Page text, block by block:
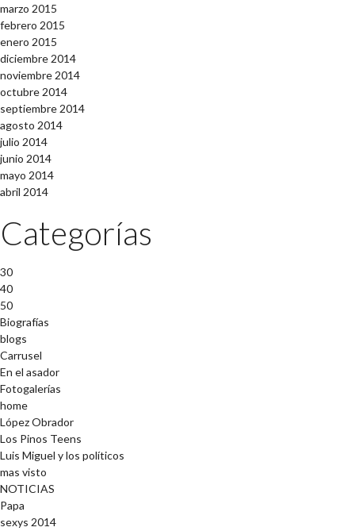
marzo 2015
febrero 2015
enero 2015
diciembre 2014
noviembre 2014
octubre 2014
septiembre 2014
agosto 2014
julio 2014
junio 2014
mayo 2014
abril 2014
Categorías
30
40
50
Biografías
blogs
Carrusel
En el asador
Fotogalerías
home
López Obrador
Los Pinos Teens
Luis Miguel y los políticos
mas visto
NOTICIAS
Papa
sexys 2014